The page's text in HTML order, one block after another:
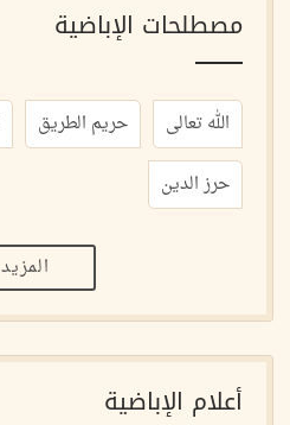
مصطلحات الإباضية
الله تعالى حريم الطريق
حرز الدين
المزيد
أعلام الإباضية